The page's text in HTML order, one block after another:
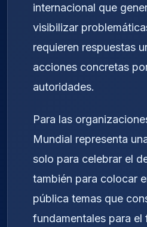
internacional que
visibilizar
requieren respuestas
acciones concretas
autoridades.
Para las
Mundial representa
solo para celebrar el
también para colocar
pública temas que
fundamentales para el